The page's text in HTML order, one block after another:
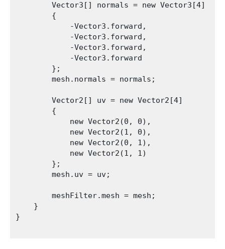
        Vector3[] normals = new Vector3[4]
        {
            -Vector3.forward,
            -Vector3.forward,
            -Vector3.forward,
            -Vector3.forward
        };
        mesh.normals = normals;
        Vector2[] uv = new Vector2[4]
        {
            new Vector2(0, 0),
            new Vector2(1, 0),
            new Vector2(0, 1),
            new Vector2(1, 1)
        };
        mesh.uv = uv;
        meshFilter.mesh = mesh;
    }
}